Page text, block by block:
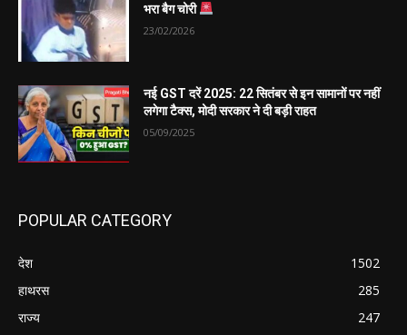
भरा बैग चोरी
23/02/2026
नई GST दरें 2025: 22 सितंबर से इन सामानों पर नहीं
लगेगा टैक्स, मोदी सरकार ने दी बड़ी राहत
05/09/2025
POPULAR CATEGORY
देश
1502
हाथरस
285
राज्य
247